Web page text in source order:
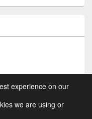
experience on our
we are using or